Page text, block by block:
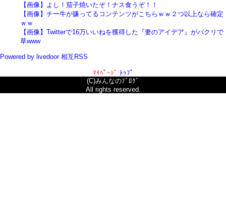
【画像】よし！茄子焼いたぞ！ナス食うぞ！！
【画像】チー牛が嫌ってるコンテンツがこちらｗｗ２つ以上なら確定
ｗｗ
【画像】Twitterで16万いいねを獲得した『妻のアイデア』がパクリで
草www
Powered by livedoor 相互RSS
ﾏｲﾍﾟｰｼﾞ
ﾄｯﾌﾟ
(C)みんなのﾌﾞﾛｸﾞ
All rights reserved.